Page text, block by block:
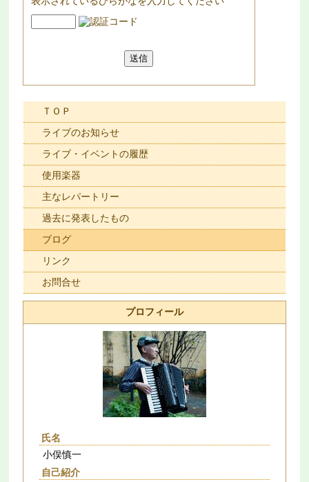
ＴＯＰ
ライブのお知らせ
ライブ・イベントの履歴
使用楽器
主なレパートリー
過去に発表したもの
ブログ
リンク
お問合せ
プロフィール
氏名
小俣慎一
自己紹介